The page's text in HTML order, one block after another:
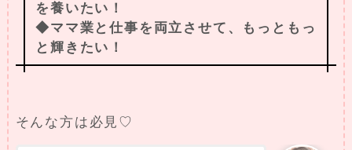
を養いたい！
◆ママ業と仕事を両立させて、もっともっ
と輝きたい！
そんな方は必見♡